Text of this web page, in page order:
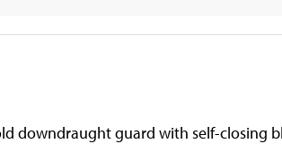
downdraught guard with self-closing